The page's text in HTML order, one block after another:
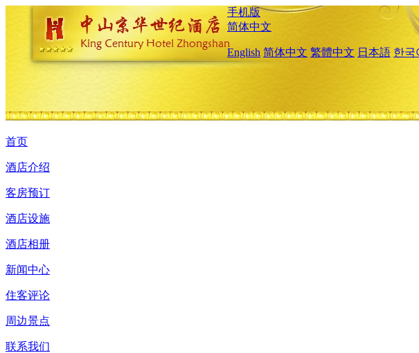
手机版
简体中文
English 简体中文 繁體中文 日本語 한국
首页
酒店介绍
客房预订
酒店设施
酒店相册
新闻中心
住客评论
周边景点
联系我们